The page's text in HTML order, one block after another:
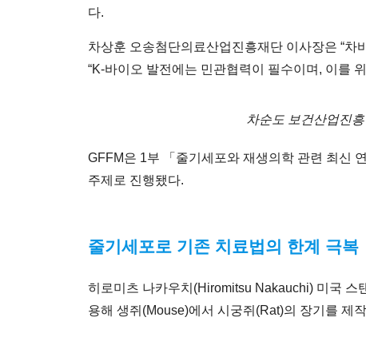
다.
차상훈 오송첨단의료산업진흥재단 이사장은 “차
“K-바이오 발전에는 민관협력이 필수이며, 이를
차순도 보건산업진
GFFM은 1부 「줄기세포와 재생의학 관련 최신
주제로 진행됐다.
줄기세포로 기존 치료법의 한계 극복
히로미츠 나카우치(Hiromitsu Nakauchi) 미국 스
용해 생쥐(Mouse)에서 시궁쥐(Rat)의 장기를 제